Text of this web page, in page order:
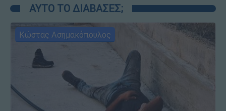
ΑΥΤΟ ΤΟ ΔΙΑΒΑΣΕΣ;
Κώστας Ασημακόπουλος